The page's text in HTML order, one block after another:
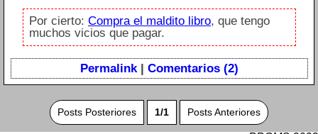
Por cierto: Compra el maldito libro, que tengo
muchos vicios que pagar.
Permalink| Comentarios (2)
Posts Posteriores 1/1 Posts Anteriores